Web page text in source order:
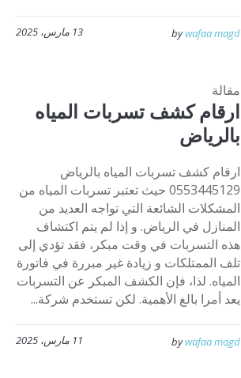
13 مارس، 2025 bywafaa magd
مقالة
ارقام كشف تسربات المياه
بالرياض
ارقام كشف تسربات المياه بالرياض
0553445129 حيث تعتبر تسربات المياه من
المشكلات الشائعة التي تواجه العديد من
المنازل في الرياض. و إذا لم يتم اكتشاف
هذه التسربات في وقت مبكر، فقد تؤدي إلى
تلف الممتلكات و زيادة غير مبررة في فاتورة
المياه. لذا، فإن الكشف المبكر عن التسربات
يعد أمرا بالغ الأهمية. لكن تستخدم شركة...
11 مارس، 2025 bywafaa magd